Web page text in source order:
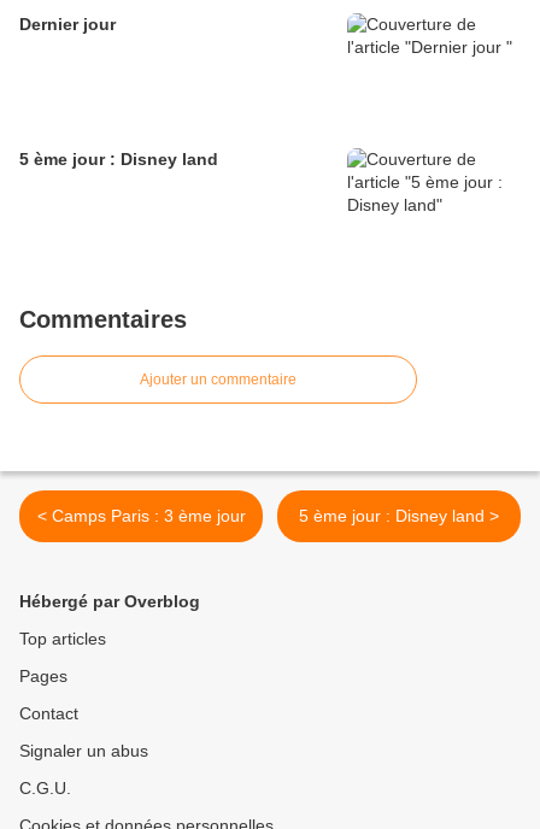
Dernier jour
5 ème jour : Disney land
Commentaires
Ajouter un commentaire
< Camps Paris : 3 ème jour 5 ème jour : Disney land >
Hébergé par Overblog
Top articles
Pages
Contact
Signaler un abus
C.G.U.